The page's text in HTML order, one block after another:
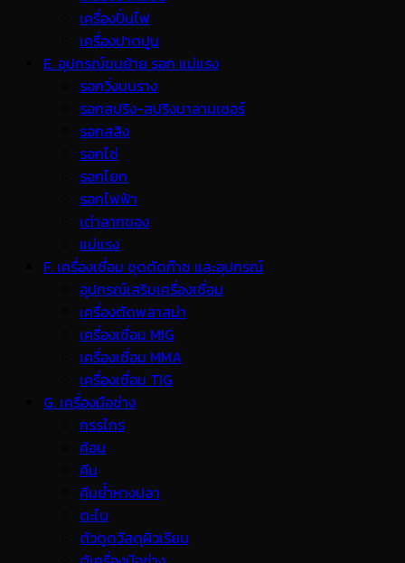
เครื่องปั่นไฟ
เครื่องปาดปูน
E. อุปกรณ์ขนย้าย รอก แม่แรง
รอกวิ่งบนราง
รอกสปริง-สปริงบาลานเซอร์
รอกสลิง
รอกโซ่
รอกโยก
รอกไฟฟ้า
เต่าลากของ
แม่แรง
F. เครื่องเชื่อม ชุดตัดก๊าซ และอุปกรณ์
อุปกรณ์เสริมเครื่องเชื่อม
เครื่องตัดพลาสม่า
เครื่องเชื่อม MIG
เครื่องเชื่อม MMA
เครื่องเชื่อม TIG
G. เครื่องมือช่าง
กรรไกร
ค้อน
คีม
คีมย้ำหางปลา
ตะไบ
ตัวดูดวัสดุผิวเรียบ